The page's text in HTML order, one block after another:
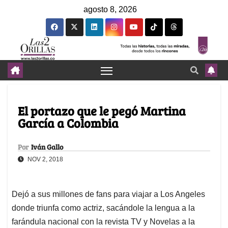
agosto 8, 2026
El portazo que le pegó Martina
García a Colombia
Por Iván Gallo
NOV 2, 2018
Dejó a sus millones de fans para viajar a Los Angeles
donde triunfa como actriz, sacándole la lengua a la
farándula nacional con la revista TV y Novelas a la